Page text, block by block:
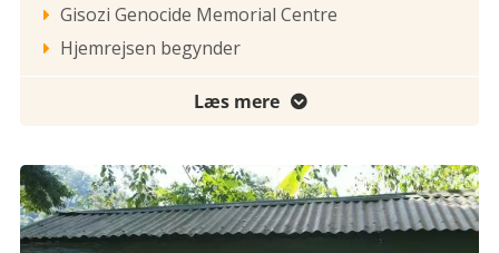
 Gisozi Genocide Memorial Centre
 Hjemrejsen begynder
Læs mere 